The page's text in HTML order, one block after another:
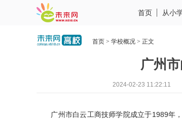
首页 从小
首页 > 学校概况 > 正文
广州
2024-02-23 11:22:11
广州市白云工商技师学院成立于1989年，